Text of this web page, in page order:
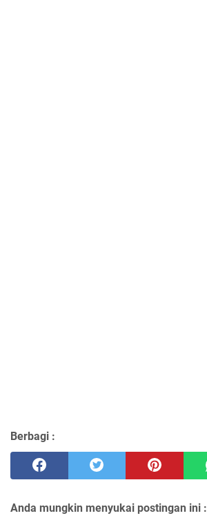
Berbagi :
Anda mungkin menyukai postingan ini :